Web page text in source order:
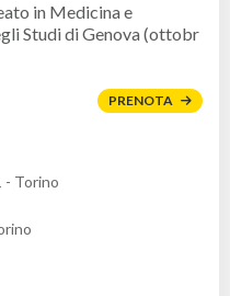
in Medicina e
Studi di Genova (ottobr
PRENOTA
- Torino